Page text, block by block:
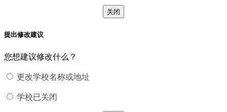
关闭
提出修改建议
您想建议修改什么？
更改学校名称或地址
学校已关闭